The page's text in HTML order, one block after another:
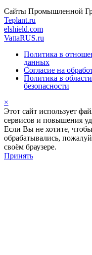
Сайты Промышленной
Teplant.ru
elshield.com
VattaRUS.ru
Политика в
данных
Согласие на
Политика в
безопасности
×
Этот сайт использует
сервисов и повышения
Если Вы не хотите,
обрабатывались,
своём браузере.
Принять